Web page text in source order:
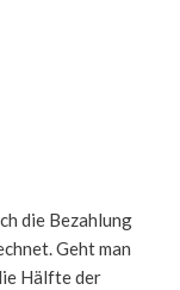
die Bezahlung
Geht man
Hälfte der